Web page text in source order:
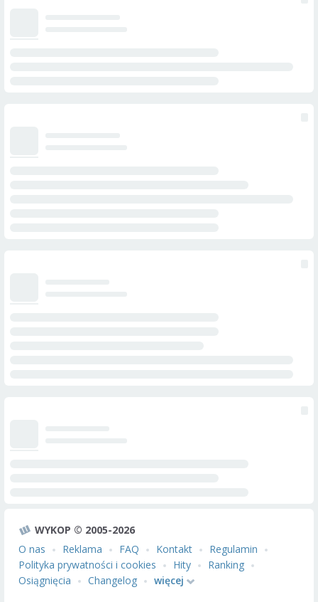
WYKOP © 2005-2026
O nas
Reklama FAQ Kontakt
Regulamin
Polityka prywatności i cookies
Hity
Ranking
Osiągnięcia
Changelog
więcej